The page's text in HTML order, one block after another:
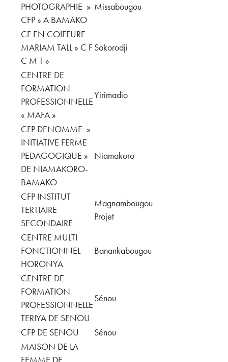
PHOTOGRAPHIE »
CFP » A BAMAKO
Missabougou
CF EN COIFFURE
MARIAM TALL » C F
C M T »
Sokorodji
CENTRE DE
FORMATION
PROFESSIONNELLE
« MAFA »
Yirimadio
CFP DENOMME »
INITIATIVE FERME
PEDAGOGIQUE »
DE NIAMAKORO-
BAMAKO
Niamakoro
CFP INSTITUT
TERTIAIRE
SECONDAIRE
Magnambougou
Projet
CENTRE MULTI
FONCTIONNEL
HORONYA
Banankabougou
CENTRE DE
FORMATION
PROFESSIONNELLE
TERIYA DE SENOU
Sénou
CFP DE SENOU
Sénou
MAISON DE LA